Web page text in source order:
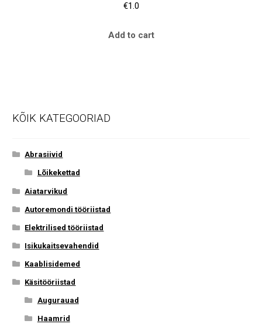
€1.0
Add to cart
KÕIK KATEGOORIAD
Abrasiivid
Lõikekettad
Aiatarvikud
Autoremondi tööriistad
Elektrilised tööriistad
Isikukaitsevahendid
Kaablisidemed
Käsitööriistad
Augurauad
Haamrid